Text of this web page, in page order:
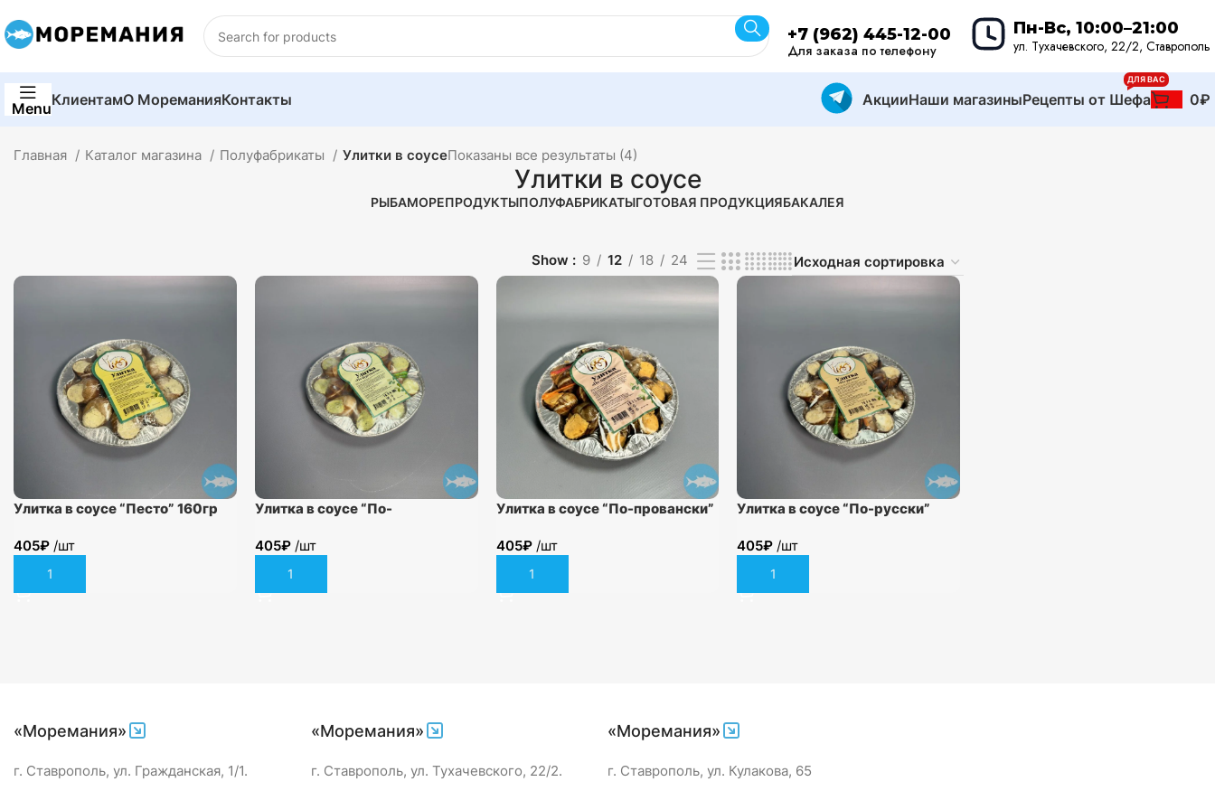
+7 (962) 445-12-00
Для заказа по телефону
Пн-Вс, 10:00–21:00
ул. Тухачевского, 22/2, Ставрополь
Menu
КлиентамО МореманияКонтакты АкцииНаши магазиныРецепты от Шефа
ДЛЯ ВАС
0₽
Главная Каталог магазина Полуфабрикаты Улитки в соусеПоказаны все результаты (4)
Улитки в соусе
РЫБАМОРЕПРОДУКТЫПОЛУФАБРИКАТЫГОТОВАЯ ПРОДУКЦИЯБАКАЛЕЯ
Show 9 12 18 24
Улитка в соусе “Песто” 160гр
405₽ /шт
В корзину
Улитка в соусе “По-
405₽ /шт
В корзину
Улитка в соусе “По-провански”
405₽ /шт
В корзину
Улитка в соусе “По-русски”
405₽ /шт
В корзину
«Моремания»
г. Ставрополь, ул. Гражданская, 1/1.
«Моремания»
г. Ставрополь, ул. Тухачевского, 22/2.
«Моремания»
г. Ставрополь, ул. Кулакова, 65